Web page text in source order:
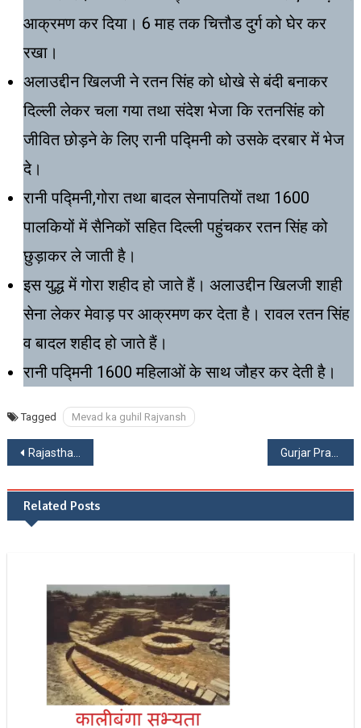
आक्रमण कर दिया। 6 माह तक चित्तौड दुर्ग को घेर कर
रखा।
अलाउद्दीन खिलजी ने रतन सिंह को धोखे से बंदी बनाकर
दिल्ली लेकर चला गया तथा संदेश भेजा कि रतनसिंह को
जीवित छोड़ने के लिए रानी पद्मिनी को उसके दरबार में भेज
दे।
रानी पद्मिनी,गोरा तथा बादल सेनापतियों तथा 1600
पालकियों में सैनिकों सहित दिल्ली पहुंचकर रतन सिंह को
छुड़ाकर ले जाती है।
इस युद्ध में गोरा शहीद हो जाते हैं। अलाउद्दीन खिलजी शाही
सेना लेकर मेवाड़ पर आक्रमण कर देता है। रावल रतन सिंह
व बादल शहीद हो जाते हैं।
रानी पद्मिनी 1600 महिलाओं के साथ जौहर कर देती है।
Tagged Mevad ka guhil Rajvansh
Post
navigation
Rajasthan rajya ke Pratik chinh । राजस्थान राज्य के प्रतीक चिन्ह
Related Posts